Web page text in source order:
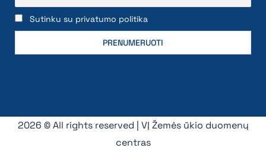
Sutinku su privatumo politika
2026 © All rights reserved | VĮ Žemės ūkio duomenų
centras